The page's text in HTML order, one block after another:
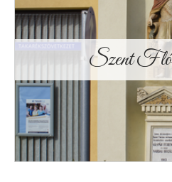
Szent